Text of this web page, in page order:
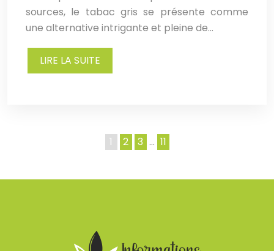
sources, le tabac gris se présente comme
une alternative intrigante et pleine de…
LIRE LA SUITE
1 2 3 … 11